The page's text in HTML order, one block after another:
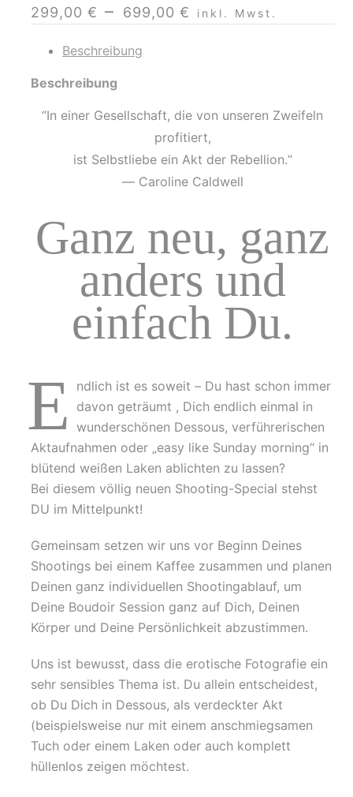
299,00€ – 699,00€ inkl. Mwst.
Beschreibung
Beschreibung
“In einer Gesellschaft, die von unseren Zweifeln
profitiert,
ist Selbstliebe ein Akt der Rebellion.“
― Caroline Caldwell
Ganz neu, ganz
anders und
einfach Du.
E
ndlich ist es soweit – Du hast schon immer
davon geträumt , Dich endlich einmal in
wunderschönen Dessous, verführerischen
Aktaufnahmen oder „easy like Sunday morning“ in
blütend weißen Laken ablichten zu lassen?
Bei diesem völlig neuen Shooting-Special stehst
DU im Mittelpunkt!
Gemeinsam setzen wir uns vor Beginn Deines
Shootings bei einem Kaffee zusammen und planen
Deinen ganz individuellen Shootingablauf, um
Deine Boudoir Session ganz auf Dich, Deinen
Körper und Deine Persönlichkeit abzustimmen.
Uns ist bewusst, dass die erotische Fotografie ein
sehr sensibles Thema ist. Du allein entscheidest,
ob Du Dich in Dessous, als verdeckter Akt
(beispielsweise nur mit einem anschmiegsamen
Tuch oder einem Laken oder auch komplett
hüllenlos zeigen möchtest.